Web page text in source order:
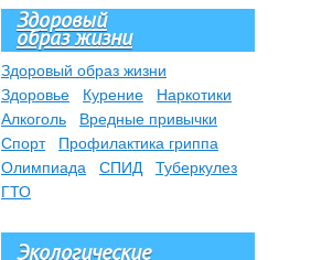
Здоровый
образ жизни
Здоровый образ жизни
Здоровье
Курение
Наркотики
Алкоголь
Вредные привычки
Спорт
Профилактика гриппа
Олимпиада
СПИД
Туберкулез
ГТО
Экологические